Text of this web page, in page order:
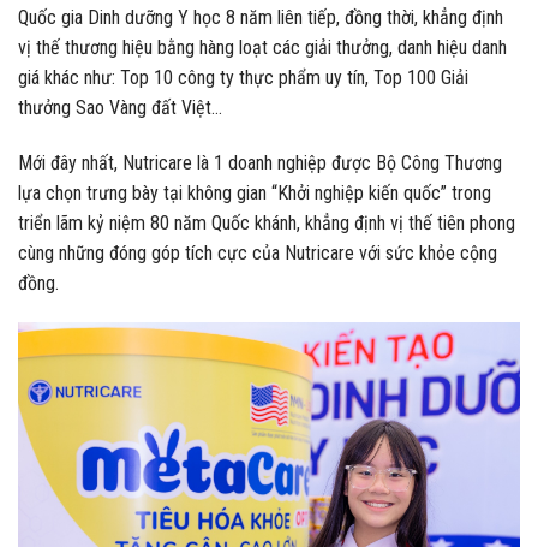
Quốc gia Dinh dưỡng Y học 8 năm liên tiếp, đồng thời, khẳng định
vị thế thương hiệu bằng hàng loạt các giải thưởng, danh hiệu danh
giá khác như: Top 10 công ty thực phẩm uy tín, Top 100 Giải
thưởng Sao Vàng đất Việt…
Mới đây nhất, Nutricare là 1 doanh nghiệp được Bộ Công Thương
lựa chọn trưng bày tại không gian “Khởi nghiệp kiến quốc” trong
triển lãm kỷ niệm 80 năm Quốc khánh, khẳng định vị thế tiên phong
cùng những đóng góp tích cực của Nutricare với sức khỏe cộng
đồng.